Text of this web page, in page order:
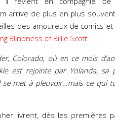
arrive de plus en plus
des amoureux de comics
Blindness of Billie Scott.
Colorado, où en ce mois
est rejointe par Yolanda, sa
se met à pleuvoir…mais ce qui
livrent, dès les premières